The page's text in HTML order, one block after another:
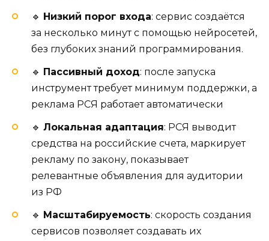
🔹 Низкий порог входа: сервис создаётся
за несколько минут с помощью нейросетей,
без глубоких знаний программирования.
🔹 Пассивный доход: после запуска
инструмент требует минимум поддержки, а
реклама РСЯ работает автоматически
🔹 Локальная адаптация: РСЯ выводит
средства на российские счета, маркирует
рекламу по закону, показывает
релевантные объявления для аудитории
из РФ
🔹 Масштабируемость: скорость создания
сервисов позволяет создавать их